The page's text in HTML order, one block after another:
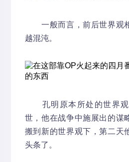
一般而言，前后世界观
越混沌。
孔明原本所处的世界观
世，他在战争中施展出的谋
搬到新的世界观下，第二天
头条了。